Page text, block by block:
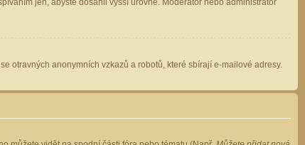
jen, abyste dosáhli vyšší úrovně. Moderátor nebo administrátor
otravných anonymních vzkazů a robotů, které sbírají e-mailové adresy.